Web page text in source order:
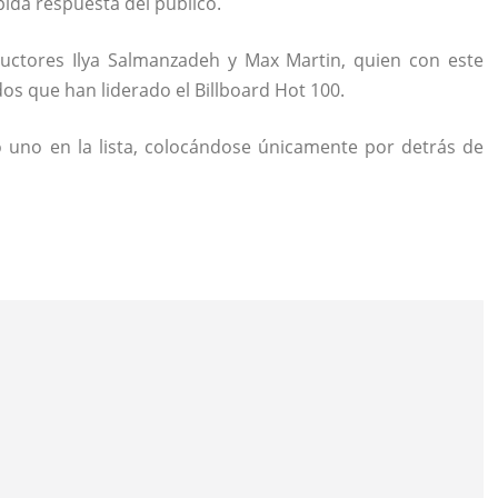
Ilya Salmanzadeh y Max Martin, quien con este
que han liderado el Billboard Hot 100.
en la lista, colocándose únicamente por detrás de